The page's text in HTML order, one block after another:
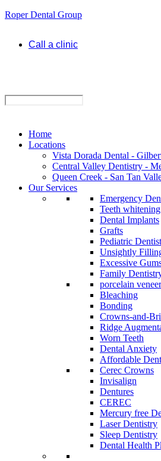
Roper Dental Group
Call a clinic
Home
Locations
Vista Dorada Dental -
Central Valley Dentistry -
Queen Creek - San Tan
Our Services
Emergency
Teeth whitening
Dental Implants
Grafts
Pediatric Dentist
Unsightly
Excessive
Family
porcelain
Bleaching
Bonding
Crowns-and-
Ridge
Worn Teeth
Dental Anxiety
Affordable
Cerec Crowns
Invisalign
Dentures
CEREC
Mercury free
Laser Dentistry
Sleep Dentistry
Dental Health